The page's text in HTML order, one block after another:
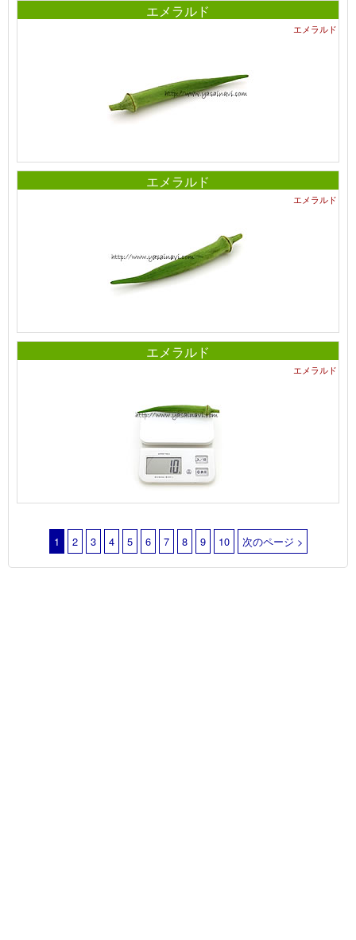
エメラルド
エメラルド
エメラルド
エメラルド
エメラルド
エメラルド
1 2 3 4 5 6 7 8 9 10 次のページ >